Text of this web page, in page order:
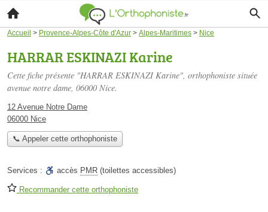
Accueil > Provence-Alpes-Côte d'Azur > Alpes-Maritimes > Nice
HARRAR ESKINAZI Karine
Cette fiche présente "HARRAR ESKINAZI Karine", orthophoniste située
avenue notre dame, 06000 Nice.
12 Avenue Notre Dame
06000 Nice
📞 Appeler cette orthophoniste
Services : accès PMR (toilettes accessibles)
Recommander cette orthophoniste